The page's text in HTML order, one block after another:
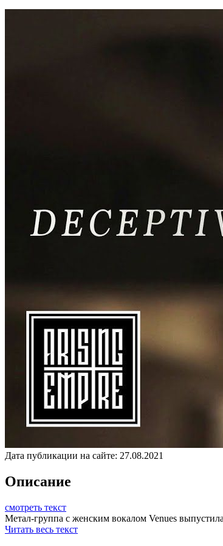
Дата публикации на сайте: 27.08.2021
Описание
смотреть текст
Метал-группа с женским вокалом Venues
Читать весь текст